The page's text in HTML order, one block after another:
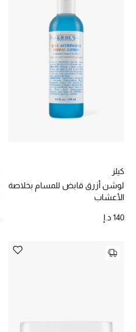
جميع الإكسسورات النسائية
تسوقوا للنساء
الموسم الجديد
الحقائب النسائية
دليل ملتزمات الحقائب
حقائب رجالية
كيلز
لوشن أزرق قابض للمسام بخلاصة
الأعشاب
140 د.إ